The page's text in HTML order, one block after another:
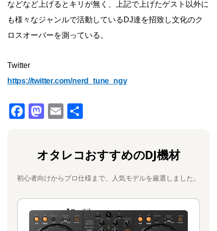
などなど上げるとキリが無く、上記で上げたゲスト以外に
も様々なジャンルで活動しているDJ達を招致し文化のク
ロスオーバーを測っている。
Twitter
https://twitter.com/nerd_tune_ngy
F
b
o
o
k
M
o
d
o
n
E
l
オタレコおすすめのDJ機材
初心者向けからプロ仕様まで、人気モデルを厳選しました。